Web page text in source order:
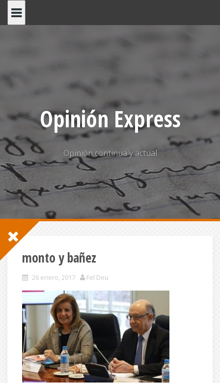
Opinión Express
Opinión continua y actual
monto y bañez
26 enero, 2017 Fel Deu